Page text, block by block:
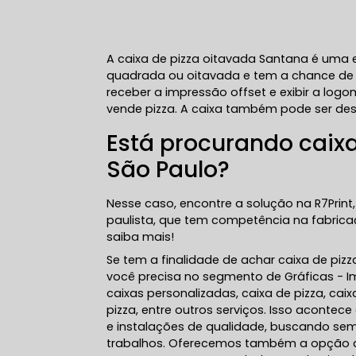
A caixa de pizza oitavada Santana é
quadrada ou oitavada e tem a chance
receber a impressão offset e exibir a
vende pizza. A caixa também pode ser
Está procurando
São Paulo?
Nesse caso, encontre a solução na
paulista, que tem competência na
saiba mais!
Se tem a finalidade de achar caixa de
você precisa no segmento de Gráficas -
caixas personalizadas, caixa de pizza,
pizza, entre outros serviços. Isso
e instalações de qualidade, buscando
trabalhos. Oferecemos também a opção